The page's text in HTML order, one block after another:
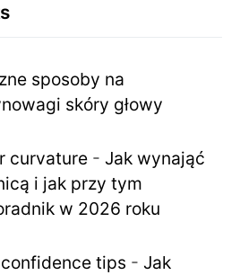
sposoby na
skóry głowy
curvature - Jak wynająć
i jak przy tym
w 2026 roku
tips - Jak